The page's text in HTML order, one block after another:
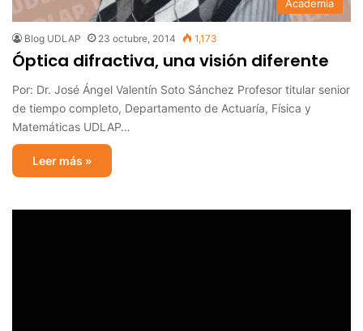
Academia
Blog UDLAP 23 octubre, 2014 1,173
Óptica difractiva, una visión diferente
Por: Dr. José Ángel Valentín Soto Sánchez Profesor titular senior
de tiempo completo, Departamento de Actuaría, Física y
Matemáticas UDLAP…
Leer más »